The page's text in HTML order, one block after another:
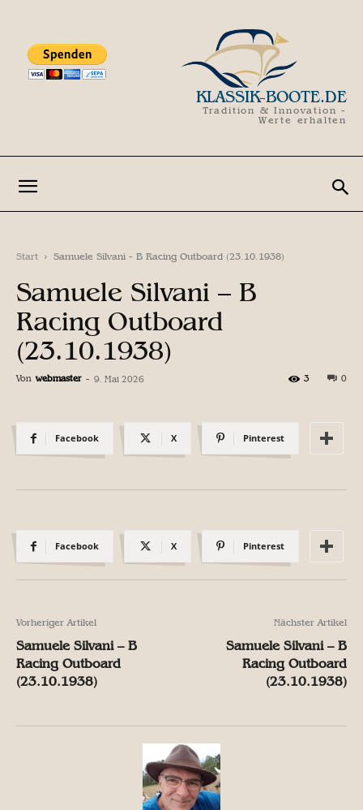
KLASSIK-BOOTE.DE
Tradition & Innovation -
Werte erhalten
Start Samuele Silvani - B Racing Outboard (23.10.1938)
Samuele Silvani – B
Racing Outboard
(23.10.1938)
Von webmaster - 9. Mai 2026 0
3
Facebook X Pinterest
Facebook X Pinterest
Vorheriger Artikel
Samuele Silvani – B
Racing Outboard
(23.10.1938)
Nächster Artikel
Samuele Silvani – B
Racing Outboard
(23.10.1938)